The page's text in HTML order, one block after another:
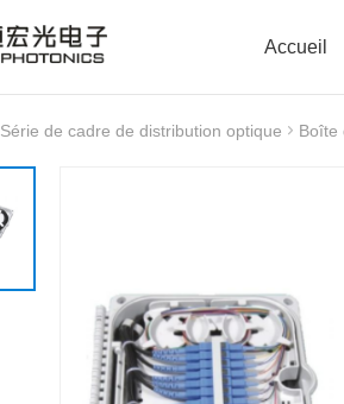
Accueil
Série de cadre de distribution optique Boîte